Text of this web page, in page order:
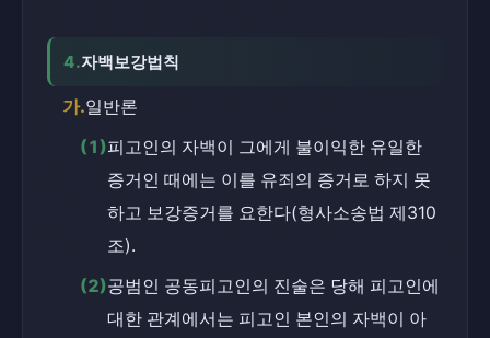
4.자백보강법칙
가.일반론
(1)피고인의 자백이 그에게 불이익한 유일한
증거인 때에는 이를 유죄의 증거로 하지 못
하고 보강증거를 요한다(형사소송법 제310
조).
(2)공범인 공동피고인의 진술은 당해 피고인에
대한 관계에서는 피고인 본인의 자백이 아